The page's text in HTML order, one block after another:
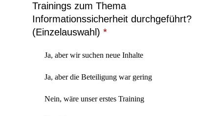
Trainings zum Thema
Informationssicherheit durchgeführt?
(Einzelauswahl) *
Ja, aber wir suchen neue Inhalte
Ja, aber die Beteiligung war gering
Nein, wäre unser erstes Training